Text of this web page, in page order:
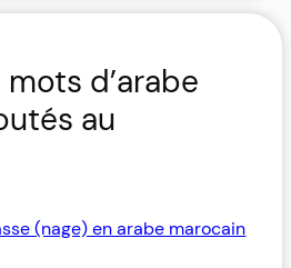
d’arabe
au
(nage) en arabe marocain